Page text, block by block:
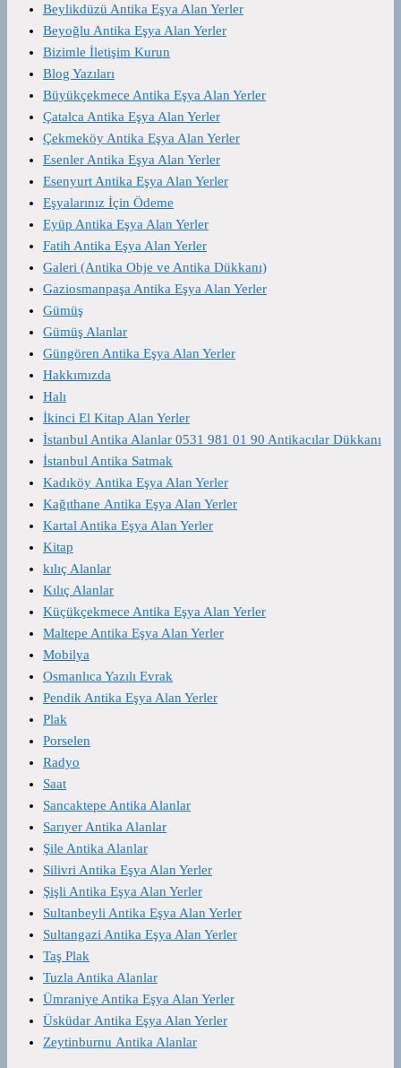
Beylikdüzü Antika Eşya Alan Yerler
Beyoğlu Antika Eşya Alan Yerler
Bizimle İletişim Kurun
Blog Yazıları
Büyükçekmece Antika Eşya Alan Yerler
Çatalca Antika Eşya Alan Yerler
Çekmeköy Antika Eşya Alan Yerler
Esenler Antika Eşya Alan Yerler
Esenyurt Antika Eşya Alan Yerler
Eşyalarınız İçin Ödeme
Eyüp Antika Eşya Alan Yerler
Fatih Antika Eşya Alan Yerler
Galeri (Antika Obje ve Antika Dükkanı)
Gaziosmanpaşa Antika Eşya Alan Yerler
Gümüş
Gümüş Alanlar
Güngören Antika Eşya Alan Yerler
Hakkımızda
Halı
İkinci El Kitap Alan Yerler
İstanbul Antika Alanlar 0531 981 01 90 Antikacılar Dükkanı
İstanbul Antika Satmak
Kadıköy Antika Eşya Alan Yerler
Kağıthane Antika Eşya Alan Yerler
Kartal Antika Eşya Alan Yerler
Kitap
kılıç Alanlar
Kılıç Alanlar
Küçükçekmece Antika Eşya Alan Yerler
Maltepe Antika Eşya Alan Yerler
Mobilya
Osmanlıca Yazılı Evrak
Pendik Antika Eşya Alan Yerler
Plak
Porselen
Radyo
Saat
Sancaktepe Antika Alanlar
Sarıyer Antika Alanlar
Şile Antika Alanlar
Silivri Antika Eşya Alan Yerler
Şişli Antika Eşya Alan Yerler
Sultanbeyli Antika Eşya Alan Yerler
Sultangazi Antika Eşya Alan Yerler
Taş Plak
Tuzla Antika Alanlar
Ümraniye Antika Eşya Alan Yerler
Üsküdar Antika Eşya Alan Yerler
Zeytinburnu Antika Alanlar